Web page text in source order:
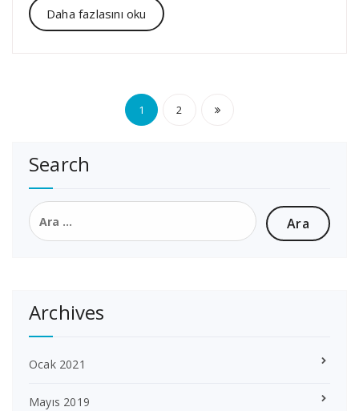
Daha fazlasını oku
Yazı
1 2
Search
Arama:
Archives
Ocak 2021
Mayıs 2019